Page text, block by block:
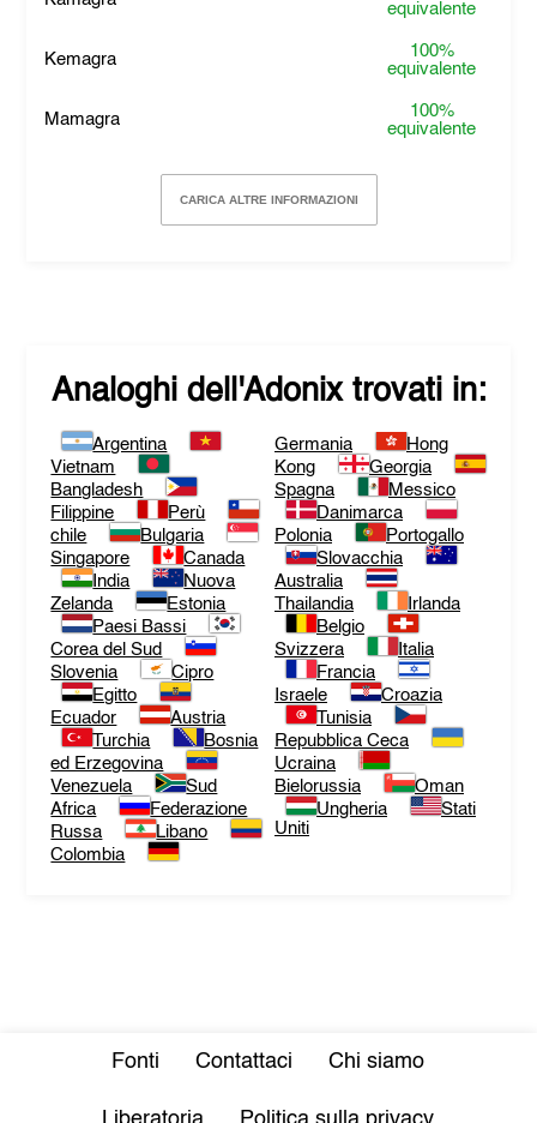
equivalente
Kemagra
100%
equivalente
Mamagra
100%
equivalente
CARICA ALTRE INFORMAZIONI
Analoghi dell'Adonixtrovati in:
Argentina
Vietnam
Bangladesh
Filippine
Perù
chile
Bulgaria
Singapore
Canada
India
Nuova
Zelanda
Estonia
Paesi Bassi
Corea del Sud
Slovenia
Cipro
Egitto
Ecuador
Austria
Turchia
Bosnia
ed Erzegovina
Venezuela
Sud
Africa
Federazione
Russa
Libano
Colombia
Germania
Hong
Kong
Georgia
Spagna
Messico
Danimarca
Polonia
Portogallo
Slovacchia
Australia
Thailandia
Irlanda
Belgio
Svizzera
Italia
Francia
Israele
Croazia
Tunisia
Repubblica Ceca
Ucraina
Bielorussia
Oman
Ungheria
Stati
Uniti
Fonti Contattaci Chi siamo